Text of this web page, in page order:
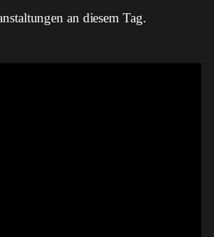
an diesem Tag.